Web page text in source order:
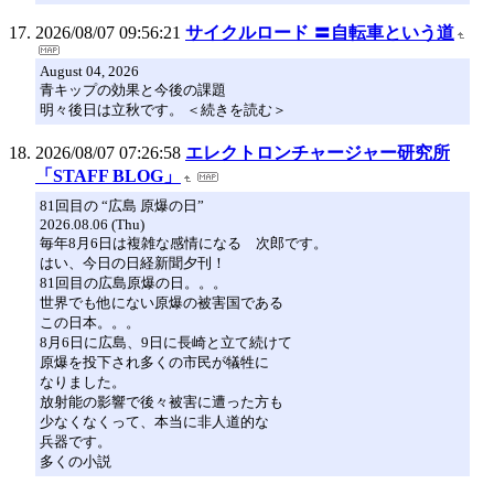
2026/08/07 09:56:21 サイクルロード 〓自転車という道
August 04, 2026
青キップの効果と今後の課題
明々後日は立秋です。 ＜続きを読む＞
2026/08/07 07:26:58 エレクトロンチャージャー研究所
「STAFF BLOG」
81回目の “広島 原爆の日”
2026.08.06 (Thu)
毎年8月6日は複雑な感情になる 次郎です。
はい、今日の日経新聞夕刊！
81回目の広島原爆の日。。。
世界でも他にない原爆の被害国である
この日本。。。
8月6日に広島、9日に長崎と立て続けて
原爆を投下され多くの市民が犠牲に
なりました。
放射能の影響で後々被害に遭った方も
少なくなくって、本当に非人道的な
兵器です。
多くの小説